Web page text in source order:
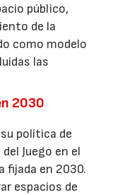
público,
de la
como modelo
las
2030
política de
Juego en el
fijada en 2030.
espacios de